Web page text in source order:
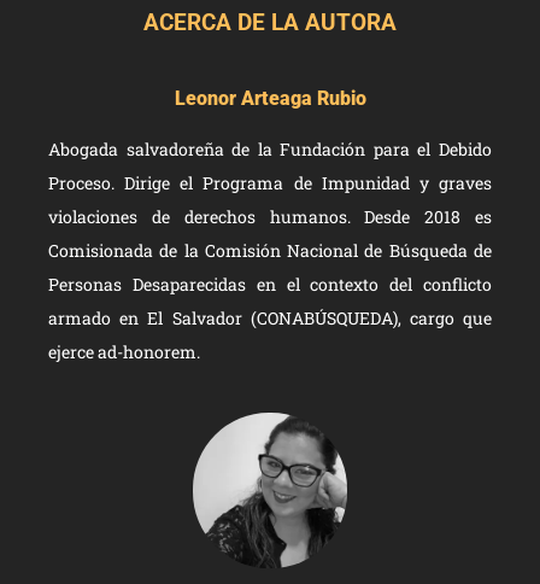
ACERCA DE LA AUTORA
Leonor Arteaga Rubio
Abogada salvadoreña de la Fundación para el Debido
Proceso. Dirige el Programa de Impunidad y graves
violaciones de derechos humanos. Desde 2018 es
Comisionada de la Comisión Nacional de Búsqueda de
Personas Desaparecidas en el contexto del conflicto
armado en El Salvador (CONABÚSQUEDA), cargo que
ejerce ad-honorem.